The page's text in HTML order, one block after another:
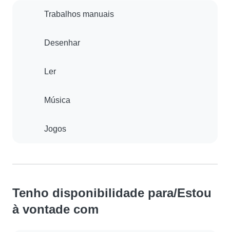
Trabalhos manuais
Desenhar
Ler
Música
Jogos
Tenho disponibilidade para/Estou
à vontade com